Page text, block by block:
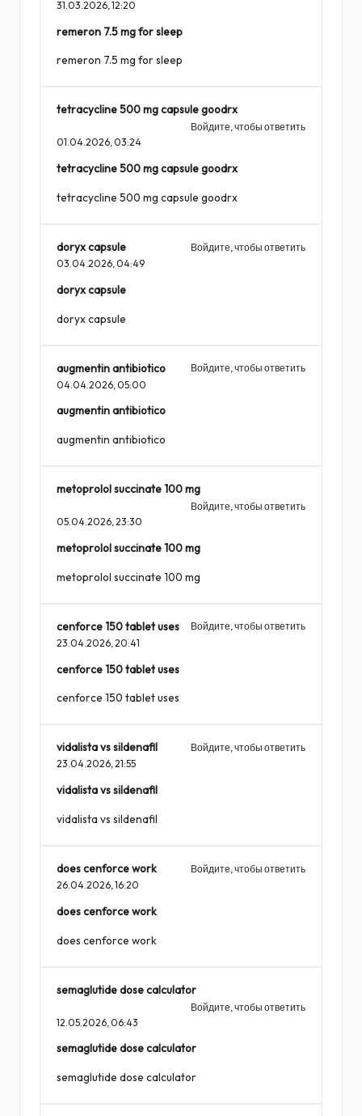
31.03.2026, 12:20
remeron 7.5 mg for sleep
remeron 7.5 mg for sleep
tetracycline 500 mg capsule goodrx
Войдите, чтобы ответить
01.04.2026,03:24
tetracycline 500 mg capsule goodrx
tetracycline 500 mg capsule goodrx
doryx capsule
Войдите, чтобы ответить
03.04.2026,04:49
doryx capsule
doryx capsule
augmentin antibiotico
Войдите, чтобы ответить
04.04.2026, 05:00
augmentin antibiotico
augmentin antibiotico
metoprolol succinate 100 mg
Войдите, чтобы ответить
05.04.2026,23:30
metoprolol succinate 100 mg
metoprolol succinate 100 mg
cenforce 150 tablet uses
Войдите, чтобы ответить
23.04.2026, 20:41
cenforce 150 tablet uses
cenforce 150 tablet uses
vidalista vs sildenafil
Войдите, чтобы ответить
23.04.2026,21:55
vidalista vs sildenafil
vidalista vs sildenafil
does cenforce work
Войдите, чтобы ответить
26.04.2026,16:20
does cenforce work
does cenforce work
semaglutide dose calculator
Войдите, чтобы ответить
12.05.2026, 06:43
semaglutide dose calculator
semaglutide dose calculator